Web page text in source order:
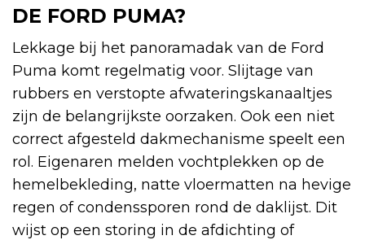
DE FORD PUMA?
Lekkage bij het panoramadak van de Ford
Puma komt regelmatig voor. Slijtage van
rubbers en verstopte afwateringskanaaltjes
zijn de belangrijkste oorzaken. Ook een niet
correct afgesteld dakmechanisme speelt een
rol. Eigenaren melden vochtplekken op de
hemelbekleding, natte vloermatten na hevige
regen of condenssporen rond de daklijst. Dit
wijst op een storing in de afdichting of